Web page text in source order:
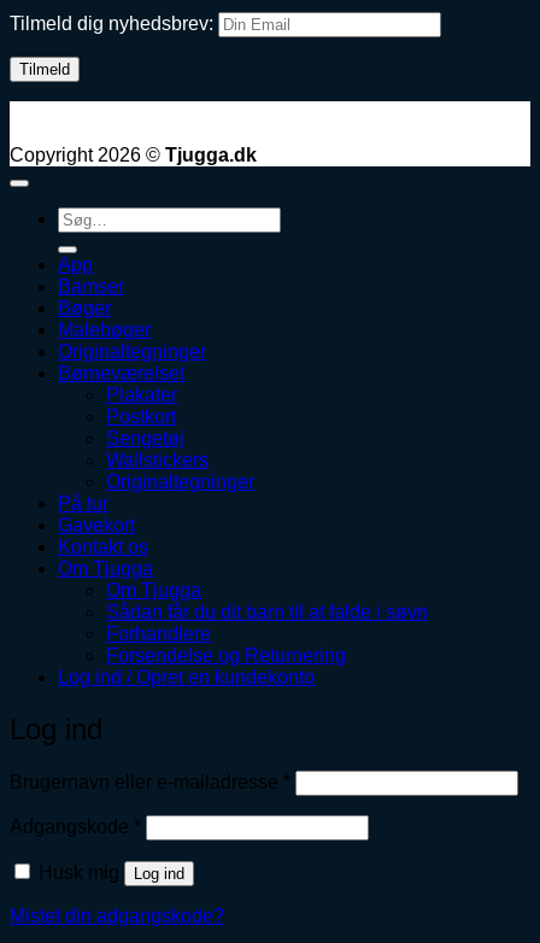
Tilmeld dig nyhedsbrev:
Copyright 2026 © Tjugga.dk
Søg
efter:
App
Bamser
Bøger
Malebøger
Originaltegninger
Børneværelset
Plakater
Postkort
Sengetøj
Wallstickers
Originaltegninger
På tur
Gavekort
Kontakt os
Om Tjugga
Om Tjugga
Sådan får du dit barn til at falde i søvn
Forhandlere
Forsendelse og Returnering
Log ind / Opret en kundekonto
Log ind
Brugernavn eller e-mailadresse *Påkrævet
Adgangskode *Påkrævet
Husk mig Log ind
Mistet din adgangskode?